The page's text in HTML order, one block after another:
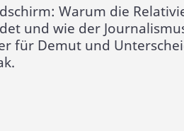
Warum die
und wie der
für Demut und